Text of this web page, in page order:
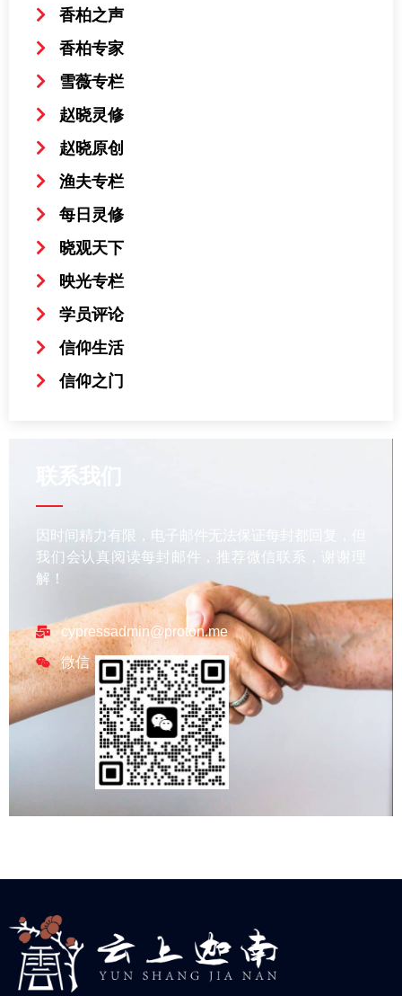
香柏之声
香柏专家
雪薇专栏
赵晓灵修
赵晓原创
渔夫专栏
每日灵修
晓观天下
映光专栏
学员评论
信仰生活
信仰之门
因时间精力有限，电子邮件无法保证每封都回复，但
我们会认真阅读每封邮件，推荐微信联系，谢谢理
解！
cypressadmin@proton.me
微信